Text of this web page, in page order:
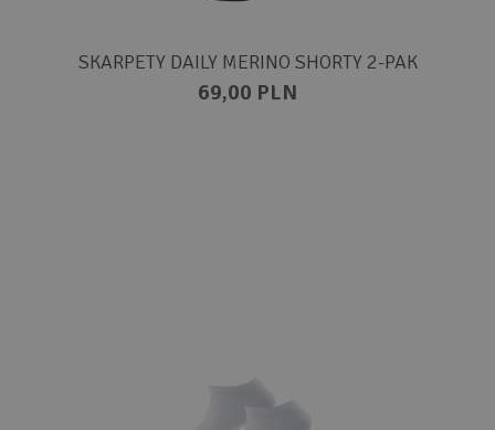
SKARPETY DAILY MERINO SHORTY 2-PAK
69,00 PLN